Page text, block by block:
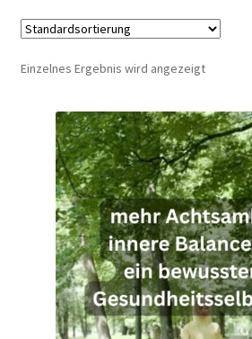
Einzelnes Ergebnis wird angezeigt